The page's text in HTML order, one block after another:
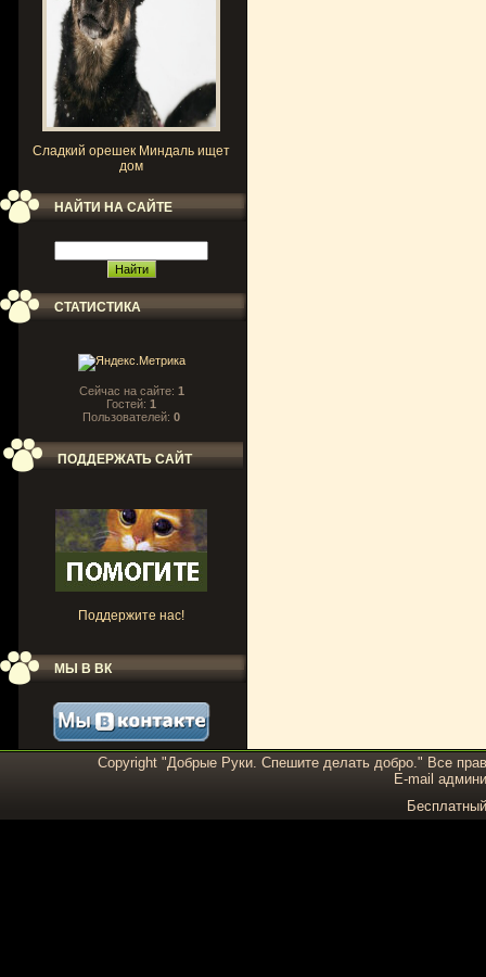
Сладкий орешек Миндаль ищет
дом
НАЙТИ НА САЙТЕ
СТАТИСТИКА
Сейчас на сайте: 1
Гостей: 1
Пользователей: 0
ПОДДЕРЖАТЬ САЙТ
Поддержите нас!
МЫ В ВК
Copyright "Добрые Руки. Спешите делать добро." Все
E-mail